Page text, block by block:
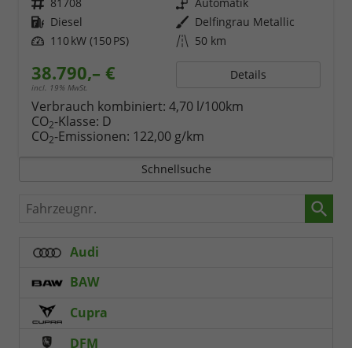
Kraftstoff Diesel Außenfarbe Delfingrau Metallic
Leistung 110 kW (150 PS) Kilometerstand 50 km
38.790,– €
incl. 19% MwSt.
Details
Verbrauch kombiniert: 4,70 l/100km
CO2-Klasse: D
CO2-Emissionen: 122,00 g/km
Schnellsuche
Fahrzeugnr.
Audi
BAW
Cupra
DFM